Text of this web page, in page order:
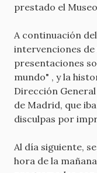
prestado el
A continuación
intervenciones de
presentaciones
mundo" , y la
Dirección
de Madrid, que
disculpas por
Al día siguiente,
hora de la